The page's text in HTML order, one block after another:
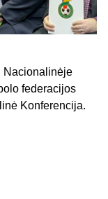
Nacionalinėje
federacijos
Konferencija.